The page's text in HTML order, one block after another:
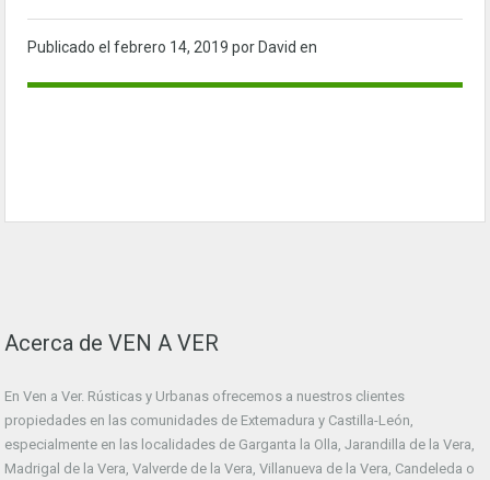
Publicado el febrero 14, 2019 por David en
Acerca de VEN A VER
En Ven a Ver. Rústicas y Urbanas ofrecemos a nuestros clientes
propiedades en las comunidades de Extemadura y Castilla-León,
especialmente en las localidades de Garganta la Olla, Jarandilla de la Vera,
Madrigal de la Vera, Valverde de la Vera, Villanueva de la Vera, Candeleda o